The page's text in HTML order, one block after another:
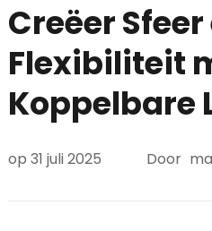
Creëer Sfeer
Flexibiliteit
Koppelbare
op 31 juli 2025 Door